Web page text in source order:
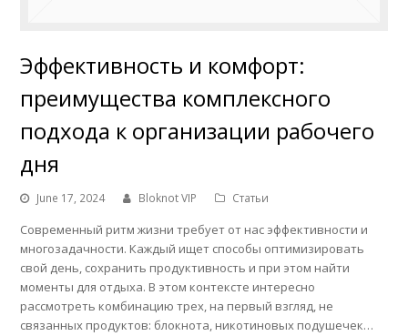
Эффективность и комфорт:
преимущества комплексного
подхода к организации рабочего
дня
June 17, 2024 Bloknot VIP Статьи
Современный ритм жизни требует от нас эффективности и
многозадачности. Каждый ищет способы оптимизировать
свой день, сохранить продуктивность и при этом найти
моменты для отдыха. В этом контексте интересно
рассмотреть комбинацию трех, на первый взгляд, не
связанных продуктов: блокнота, никотиновых подушечек…